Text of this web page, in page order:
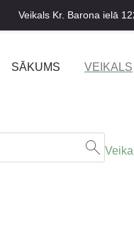
Veikals Kr. Barona ielā
SĀKUMS VEIKALS